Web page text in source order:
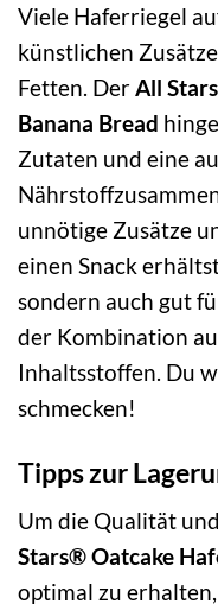
Viele Haferriegel
künstlichen
Fetten. DerAll
Banana Bread
Zutaten und eine
unnötige Zusätze
einen Snack
sondern auch gut
der Kombination
Inhaltsstoffen. Du
schmecken!
Tipps zur
Um die Qualität
Stars® Oatcake
optimal zu